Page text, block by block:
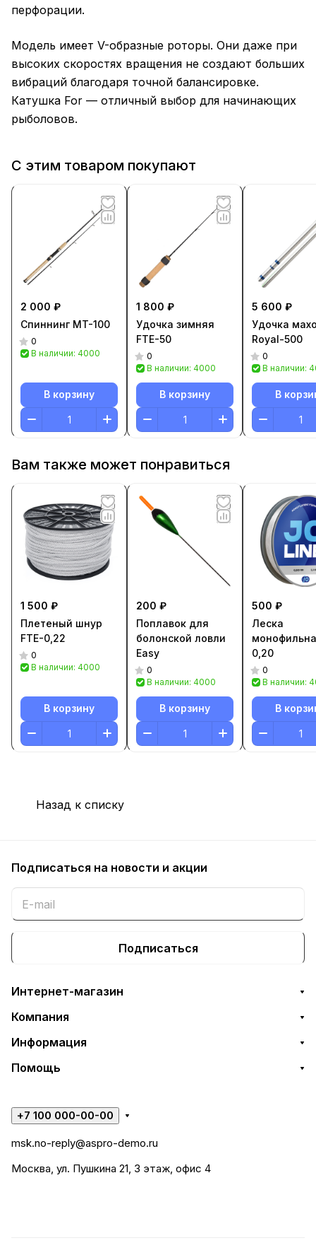
перфорации.
Модель имеет V-образные роторы. Они даже при
высоких скоростях вращения не создают больших
вибраций благодаря точной балансировке.
Катушка For — отличный выбор для начинающих
рыболовов.
С этим товаром покупают
2 000 ₽
Спиннинг MT-100
0
В наличии: 4000
В корзину
1 800 ₽
Удочка зимняя
FTE-50
0
В наличии: 4000
В корзину
5 600 ₽
Удочка
Royal-500
0
В наличии:
В
Вам также может понравиться
1 500 ₽
Плетеный шнур
FTE-0,22
0
В наличии: 4000
В корзину
200 ₽
Поплавок для
болонской ловли
Easy
0
В наличии: 4000
В корзину
500 ₽
Леска
0,20
0
В наличии:
В
Назад к списку
Подписаться на новости и акции
Подписаться
Интернет-магазин
Компания
Информация
Помощь
+7 100 000-00-00
msk.no-reply@aspro-demo.ru
Москва, ул. Пушкина 21, 3 этаж, офис 4